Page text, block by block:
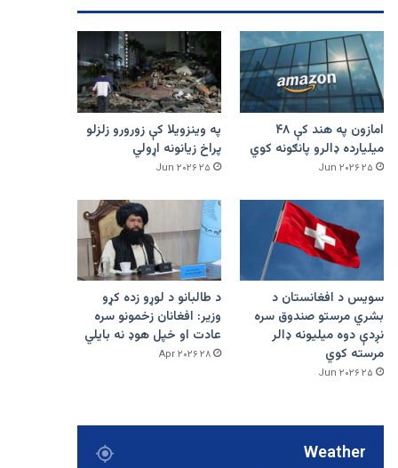
امازون په هند کې ۴۸
میلیارده ډالرو پانګونه کوي
۲۵ Jun ۲۰۲۶
په وینزویلا کې زورورو زلزلو
پراخ زیانونه اړولي
۲۵ Jun ۲۰۲۶
سویس د افغانستان د
بشري مرستو صندوق سره
نږدې دوه میلیونه ډالر
مرسته کوي
۲۵ Jun ۲۰۲۶
د طالبانو د لوړو زده کړو
وزیر: افغانان زخمونو سره
عادت او خپل هوډ نه بایلي
۲۸ Apr ۲۰۲۶
Weather